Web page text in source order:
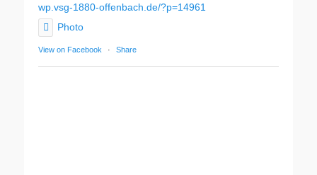
wp.vsg-1880-offenbach.de/?p=14961
Photo
View on Facebook · Share